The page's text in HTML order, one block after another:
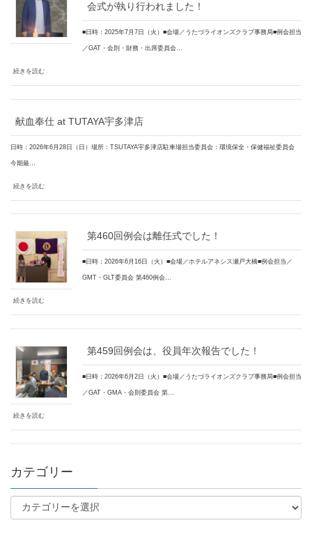
会式が執り行われました！
■日時：2025年7月7日（火）■会場／うたづライオンズクラブ事務局■例会担当
／GAT・会則・財務・出席委員会…
続きを読む
献血奉仕 at TUTAYA宇多津店
日時：2026年6月28日（日）場所：TSUTAYA宇多津店駐車場担当委員会：環境保全・保健福祉委員会
今期最…
続きを読む
第460回例会は離任式でした！
■日時：2026年6月16日（火）■会場／ホテルアネシス瀬戸大橋■例会担当／
GMT・GLT委員会 第460例会…
続きを読む
第459回例会は、役員年次報告でした！
■日時：2026年6月2日（火）■会場／うたづライオンズクラブ事務局■例会担当
／GAT・GMA・会則委員会 第…
続きを読む
カテゴリー